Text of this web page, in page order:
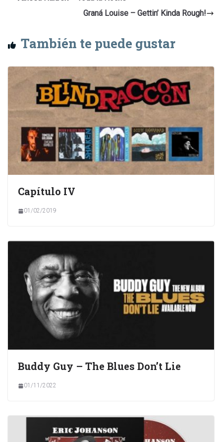
Graná Louise – Gettin’ Kinda Rough!
También te puede gustar
Capítulo IV
01/02/2019
Buddy Guy – The Blues Don’t Lie
01/11/2022